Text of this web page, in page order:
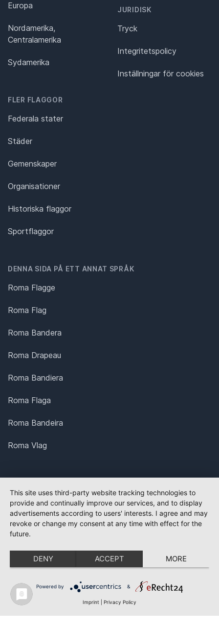
Europa
Nordamerika,
Centralamerika
Sydamerika
FLER FLAGGOR
Federala stater
Städer
Gemenskaper
Organisationer
Historiska flaggor
Sportflaggor
JURIDISK
Tryck
Integritetspolicy
Inställningar för cookies
DENNA SIDA PÅ ETT ANNAT SPRÅK
Roma Flagge
Roma Flag
Roma Bandera
Roma Drapeau
Roma Bandiera
Roma Flaga
Roma Bandeira
Roma Vlag
This site uses third-party website tracking technologies to
provide and continually improve our services, and to display
advertisements according to users' interests. I agree and may
revoke or change my consent at any time with effect for the
future.
DENY ACCEPT MORE
Powered by &
Imprint Privacy Policy